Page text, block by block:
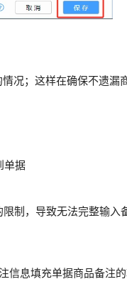
况；这样在确保不遗漏
单据
制，导致无法完整输入
信息填充单据商品备注